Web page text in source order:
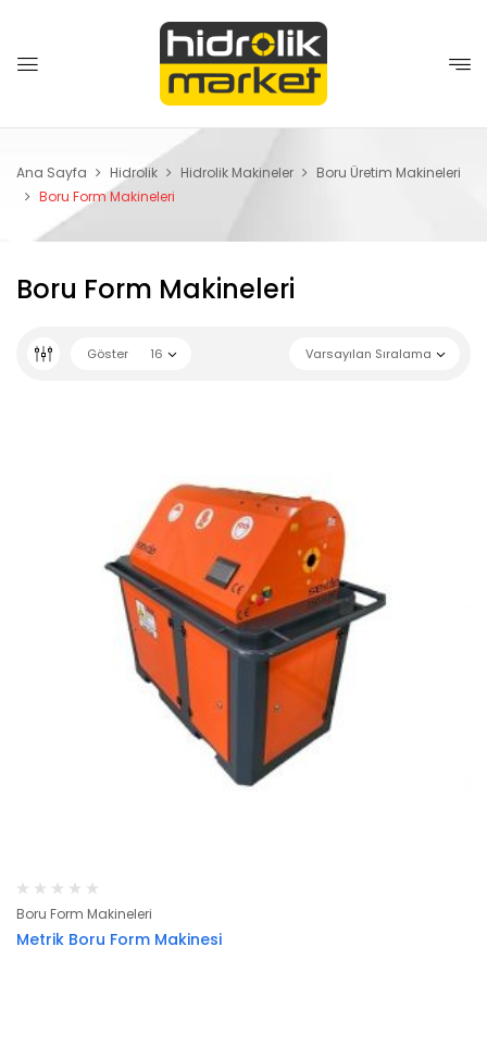
Ana Sayfa Hidrolik Hidrolik Makineler
Boru Üretim Makineleri
Boru Form Makineleri
Boru Form Makineleri
Varsayılan Sıralama
Göster 16
Boru Form Makineleri
Metrik Boru Form Makinesi